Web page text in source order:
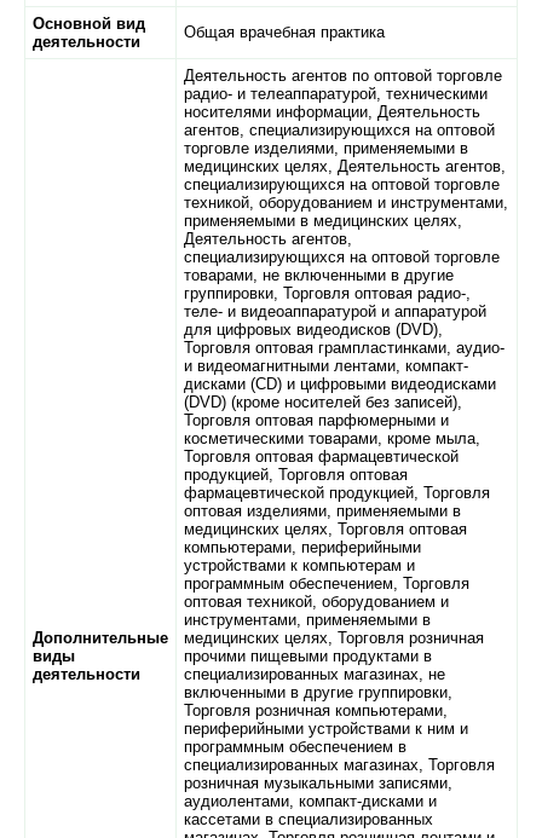
Основной вид
деятельности
Общая врачебная практика
Дополнительные
виды
деятельности
Деятельность агентов по оптовой торговле
радио- и телеаппаратурой, техническими
носителями информации, Деятельность
агентов, специализирующихся на оптовой
торговле изделиями, применяемыми в
медицинских целях, Деятельность агентов,
специализирующихся на оптовой торговле
техникой, оборудованием и инструментами,
применяемыми в медицинских целях,
Деятельность агентов,
специализирующихся на оптовой торговле
товарами, не включенными в другие
группировки, Торговля оптовая радио-,
теле- и видеоаппаратурой и аппаратурой
для цифровых видеодисков (DVD),
Торговля оптовая грампластинками, аудио-
и видеомагнитными лентами, компакт-
дисками (CD) и цифровыми видеодисками
(DVD) (кроме носителей без записей),
Торговля оптовая парфюмерными и
косметическими товарами, кроме мыла,
Торговля оптовая фармацевтической
продукцией, Торговля оптовая
фармацевтической продукцией, Торговля
оптовая изделиями, применяемыми в
медицинских целях, Торговля оптовая
компьютерами, периферийными
устройствами к компьютерам и
программным обеспечением, Торговля
оптовая техникой, оборудованием и
инструментами, применяемыми в
медицинских целях, Торговля розничная
прочими пищевыми продуктами в
специализированных магазинах, не
включенными в другие группировки,
Торговля розничная компьютерами,
периферийными устройствами к ним и
программным обеспечением в
специализированных магазинах, Торговля
розничная музыкальными записями,
аудиолентами, компакт-дисками и
кассетами в специализированных